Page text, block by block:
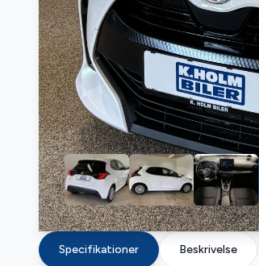
Specifikationer Beskrivelse